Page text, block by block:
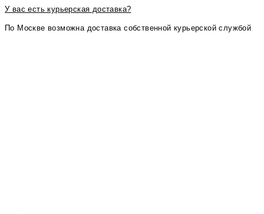
У вас есть курьерская доставка?
По Москве возможна доставка собственной курьерской службой